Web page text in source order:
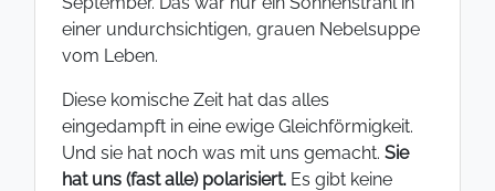
einer undurchsichtigen, grauen Nebelsuppe
vom Leben.
Diese komische Zeit hat das alles
eingedampft in eine ewige Gleichförmigkeit.
Und sie hat noch was mit uns gemacht. Sie
hat uns (fast alle) polarisiert. Es gibt keine